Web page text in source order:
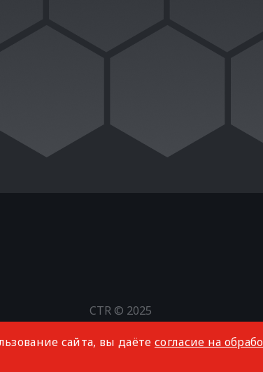
CTR © 2025
сайта, вы даёте согласие на